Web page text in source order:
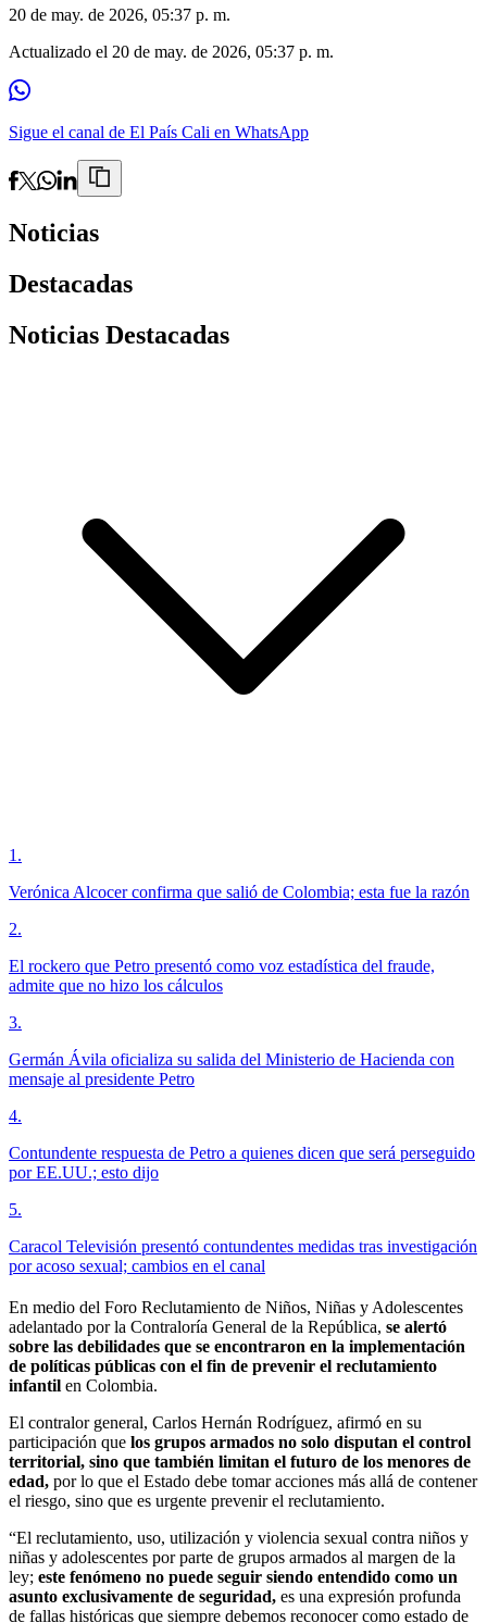
20 de may. de 2026, 05:37 p. m.
Actualizado el 20 de may. de 2026, 05:37 p. m.
Sigue el canal de El País Cali en WhatsApp
Noticias
Destacadas
Noticias Destacadas
1 .
Verónica Alcocer confirma que salió de Colombia; esta fue la razón
2.
El rockero que Petro presentó como voz estadística del fraude,
admite que no hizo los cálculos
3.
Germán Ávila oficializa su salida del Ministerio de Hacienda con
mensaje al presidente Petro
4.
Contundente respuesta de Petro a quienes dicen que será perseguido
por EE.UU.; esto dijo
5.
Caracol Televisión presentó contundentes medidas tras investigación
por acoso sexual; cambios en el canal
En medio del Foro Reclutamiento de Niños, Niñas y Adolescentes
adelantado por la Contraloría General de la República, se alertó
sobre las debilidades que se encontraron en la implementación
de políticas públicas con el fin de prevenir el reclutamiento
infantil en Colombia.
El contralor general, Carlos Hernán Rodríguez, afirmó en su
participación que los grupos armados no solo disputan el control
territorial, sino que también limitan el futuro de los menores de
edad, por lo que el Estado debe tomar acciones más allá de contener
el riesgo, sino que es urgente prevenir el reclutamiento.
“El reclutamiento, uso, utilización y violencia sexual contra niños y
niñas y adolescentes por parte de grupos armados al margen de la
ley; este fenómeno no puede seguir siendo entendido como un
asunto exclusivamente de seguridad, es una expresión profunda
de fallas históricas que siempre debemos reconocer como estado de